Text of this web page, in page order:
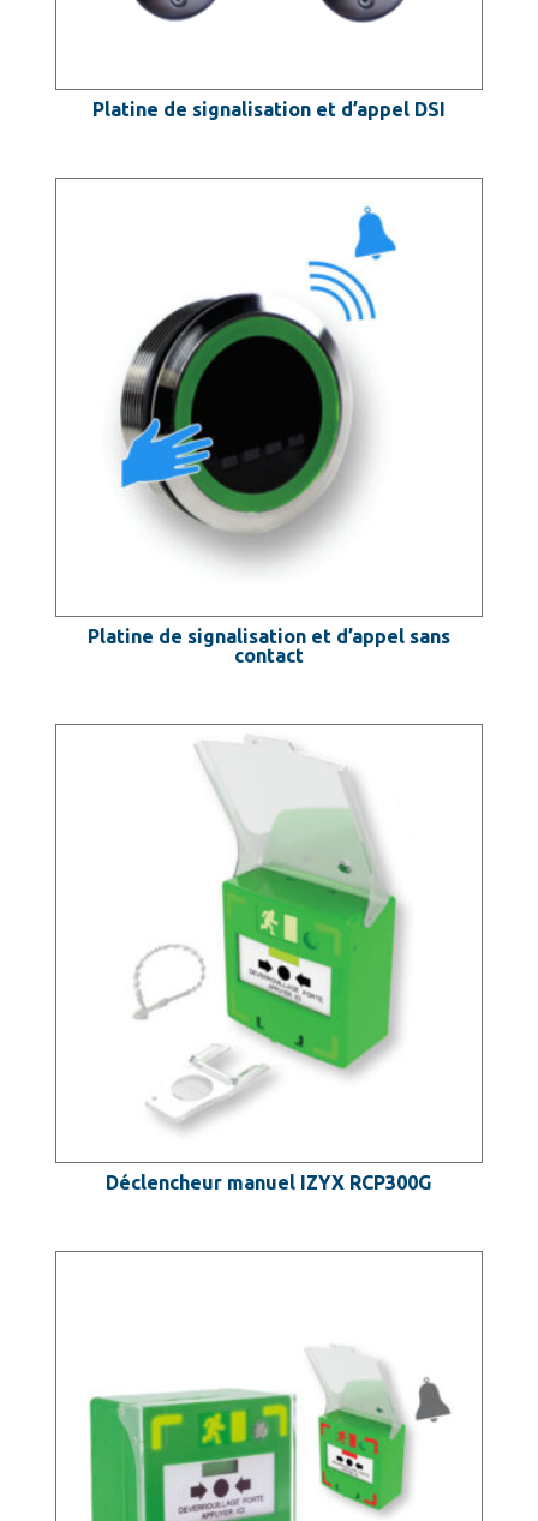
Platine de signalisation et d’appel DSI
Platine de signalisation et d’appel sans
contact
Déclencheur manuel IZYX RCP300G